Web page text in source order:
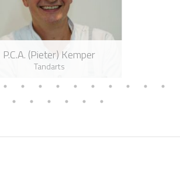
P.C.A. (Pieter) Kemper
Tandarts